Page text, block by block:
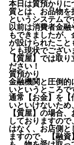
本日は質預かり
質とは、お品物を
というシステムで
以前は消費者金
もできましたが
が設けられたこと
とも現状でござい
【質屋】では取
ださい！
質預かり
金融機関と圧倒
いというところで
通常【お金】を
いといけないため
【質屋】の場合
しておりますの
はなく、お店側
ますので、【融